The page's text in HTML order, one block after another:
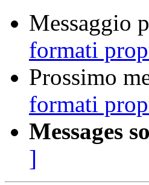
Messaggio
formati
Prossimo
formati
Messages
]